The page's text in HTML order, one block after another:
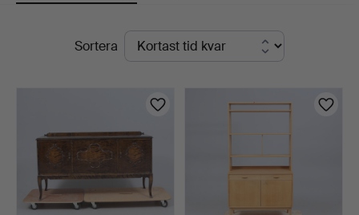
Linköping
PågåendeSortera